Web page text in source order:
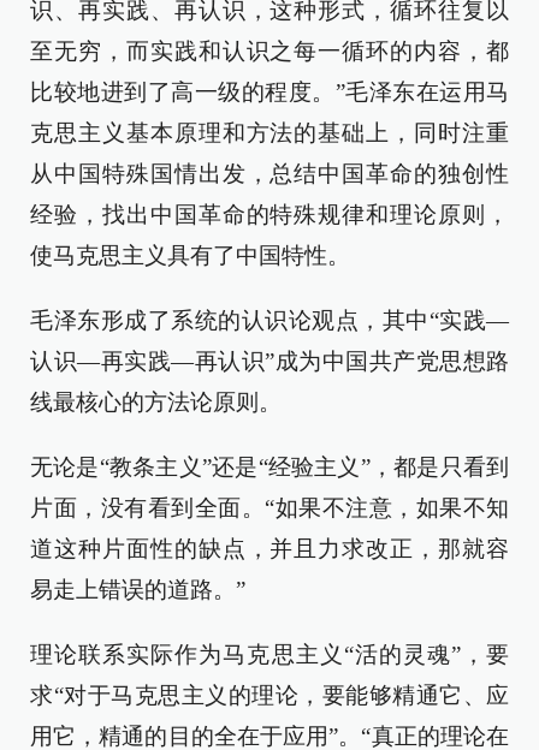
识、再实践、再认识，这种形式，循环往复以
至无穷，而实践和认识之每一循环的内容，都
比较地进到了高一级的程度。”毛泽东在运用马
克思主义基本原理和方法的基础上，同时注重
从中国特殊国情出发，总结中国革命的独创性
经验，找出中国革命的特殊规律和理论原则，
使马克思主义具有了中国特性。
毛泽东形成了系统的认识论观点，其中“实践—
认识—再实践—再认识”成为中国共产党思想路
线最核心的方法论原则。
无论是“教条主义”还是“经验主义”，都是只看到
片面，没有看到全面。“如果不注意，如果不知
道这种片面性的缺点，并且力求改正，那就容
易走上错误的道路。”
理论联系实际作为马克思主义“活的灵魂”，要
求“对于马克思主义的理论，要能够精通它、应
用它，精通的目的全在于应用”。“真正的理论在